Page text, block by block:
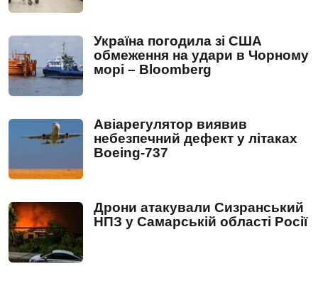
Україна погодила зі США
обмеження на удари в Чорному
морі – Bloomberg
Авіарегулятор виявив
небезпечний дефект у літаках
Boeing-737
Дрони атакували Сизранський
НПЗ у Самарській області Росії